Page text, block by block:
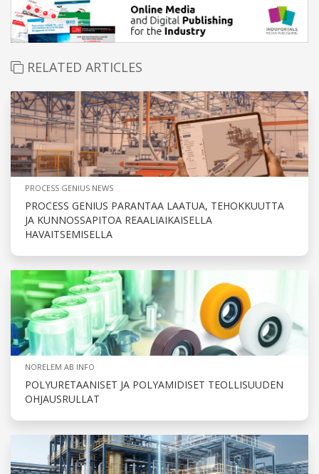
RELATED ARTICLES
PROCESS GENIUS NEWS
PROCESS GENIUS PARANTAA LAATUA, TEHOKKUUTTA
JA KUNNOSSAPITOA REAALIAIKAISELLA
HAVAITSEMISELLA
NORELEM AB INFO
POLYURETAANISET JA POLYAMIDISET TEOLLISUUDEN
OHJAUSRULLAT